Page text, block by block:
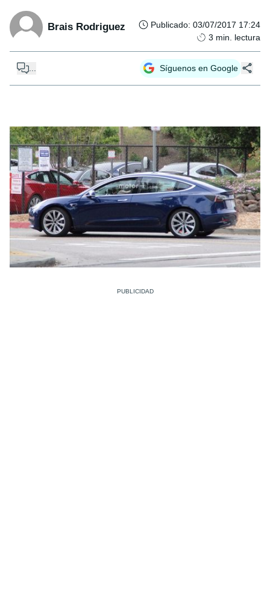
Brais Rodriguez Publicado: 03/07/2017 17:24
3 min. lectura
Síguenos en Google